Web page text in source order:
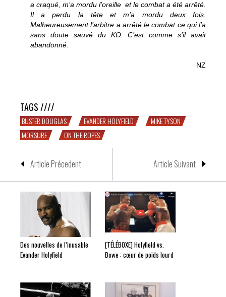
a craqué, m’a mordu l’oreille et le combat a été arrêté.
Il a perdu la tête et m’a mordu deux fois.
Malheureusement l’arbitre a arrêté le combat ce qui l’a
sans doute sauvé du KO. C’est comme s’il avait
abandonné.
NZ
TAGS ////
BUSTER DOUGLAS EVANDER HOLYFIELD
MIKE TYSON
MORSURE
ON THE ROPES
Article Précedent Article Suivant
Des nouvelles de l’inusable
Evander Holyfield
[TÉLÉBOXE] Holyfield vs.
Bowe : cœur de poids lourd